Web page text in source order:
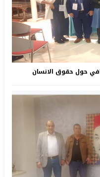
حول حقوق الانسان